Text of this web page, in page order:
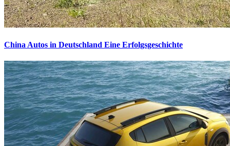
China Autos in Deutschland Eine Erfolgsgeschichte